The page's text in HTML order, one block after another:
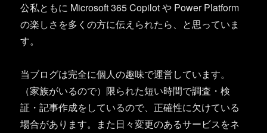
公私ともに Microsoft 365 Copilot や Power Platform
の楽しさを多くの方に伝えられたら、と思っていま
す。
当ブログは完全に個人の趣味で運営しています。
（家族がいるので）限られた短い時間で調査・検
証・記事作成をしているので、正確性に欠けている
場合があります。また日々変更のあるサービスをネ